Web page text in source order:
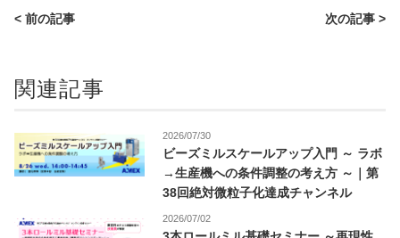
< 前の記事 次の記事 >
関連記事
2026/07/30
ビーズミルスケールアップ入門 ～ ラボ
→生産機への条件調整の考え方 ～｜第
38回絶対微粒子化達成チャンネル
2026/07/02